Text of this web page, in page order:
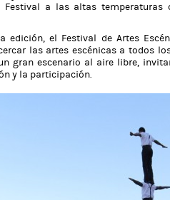
Festival a las altas
edición, el Festival de Artes
las artes escénicas a todos
gran escenario al aire libre,
y la participación.